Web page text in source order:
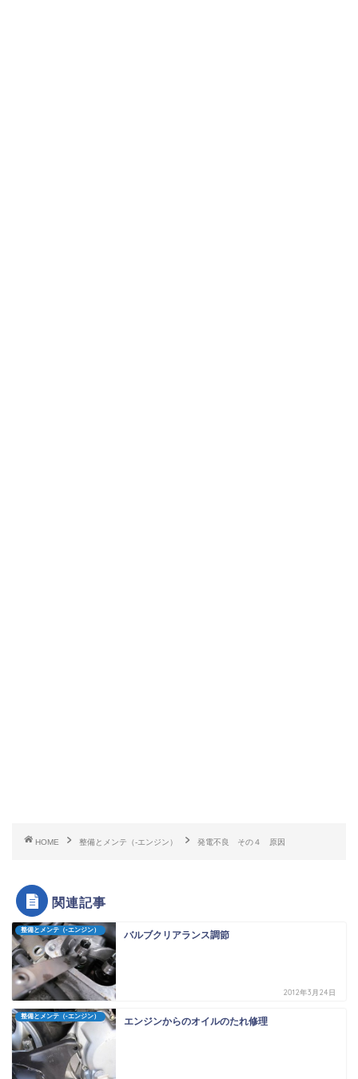
HOME 整備とメンテ（-エンジン） 発電不良 その４ 原因
関連記事
整備とメンテ（-エンジン） バルブクリアランス調節
2012年3月24日
整備とメンテ（-エンジン） エンジンからのオイルのたれ修理